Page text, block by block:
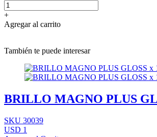
+
Agregar al carrito
También te puede interesar
BRILLO MAGNO PLUS
SKU 30039
USD 1